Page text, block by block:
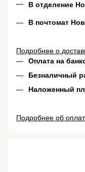
В отделение
В почтомат
Подробнее о
Оплата на
Безналичный
Наложенный
Подробнее об